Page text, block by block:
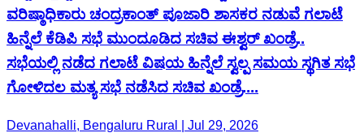
ವರಿಷ್ಠಾಧಿಕಾರು ಚಂದ್ರಕಾಂತ್ ಪೂಜಾರಿ ಶಾಸಕರ ನಡುವೆ ಗಲಾಟೆ
ಹಿನ್ನೆಲೆ ಕೆಡಿಪಿ ಸಭೆ ಮುಂದೂಡಿದ ಸಚಿವ ಈಶ್ವರ್ ಖಂಡ್ರೆ..
ಸಭೆಯಲ್ಲಿ ನಡೆದ ಗಲಾಟೆ ವಿಷಯ ಹಿನ್ನೆಲೆ ಸ್ವಲ್ಪ ಸಮಯ ಸ್ಥಗಿತ ಸಭೆ
ಗೋಳಿದಲ ಮತ್ಯ ಸಭೆ ನಡೆಸಿದ ಸಚಿವ ಖಂಡ್ರೆ....
Devanahalli, Bengaluru Rural | Jul 29, 2026